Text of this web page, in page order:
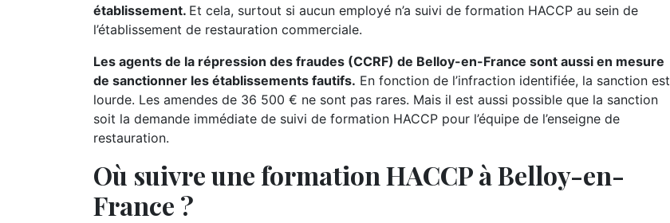
établissement. Et cela, surtout si aucun employé n’a suivi de formation HACCP au sein de
l’établissement de restauration commerciale.
Les agents de la répression des fraudes (CCRF) de Belloy-en-France sont aussi en mesure
de sanctionner les établissements fautifs. En fonction de l’infraction identifiée, la sanction est
lourde. Les amendes de 36 500 € ne sont pas rares. Mais il est aussi possible que la sanction
soit la demande immédiate de suivi de formation HACCP pour l’équipe de l’enseigne de
restauration.
Où suivre une formation HACCP à Belloy-en-
France ?